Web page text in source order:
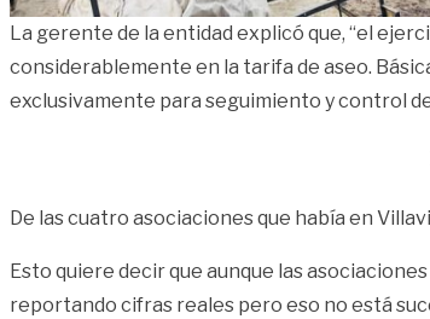
La gerente de la entidad explicó que, “el
considerablemente en la tarifa de aseo.
exclusivamente para seguimiento y control
De las cuatro asociaciones que había en
Esto quiere decir que aunque las
reportando cifras reales pero eso no está